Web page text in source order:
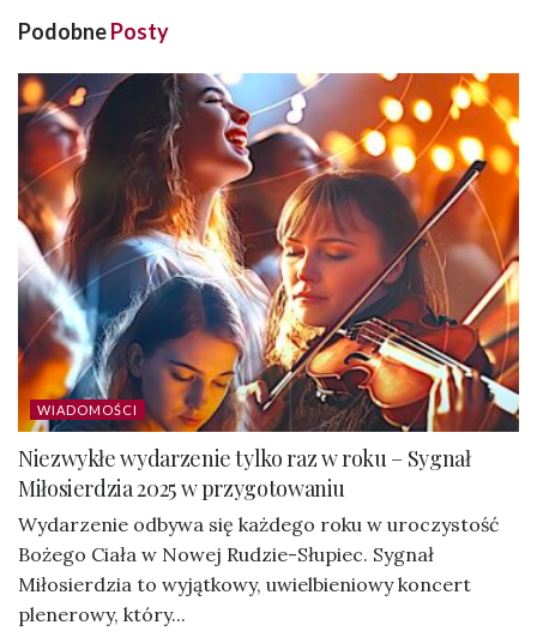
PodobnePosty
WIADOMOŚCI
Niezwykłe wydarzenie tylko raz w roku – Sygnał
Miłosierdzia 2025 w przygotowaniu
Wydarzenie odbywa się każdego roku w uroczystość
Bożego Ciała w Nowej Rudzie-Słupiec. Sygnał
Miłosierdzia to wyjątkowy, uwielbieniowy koncert
plenerowy, który...